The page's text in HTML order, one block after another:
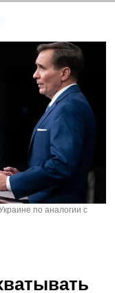
по аналогии с